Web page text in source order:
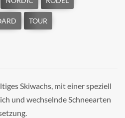
Skiwachs, mit einer speziell
und wechselnde Schneearten